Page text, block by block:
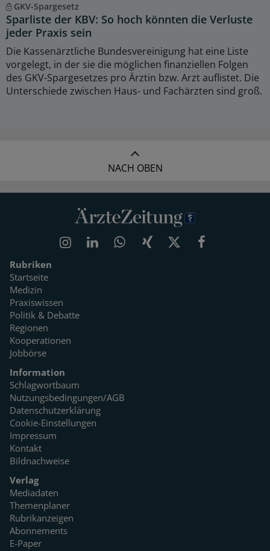
GKV-Spargesetz
Sparliste der KBV: So hoch könnten die Verluste
jeder Praxis sein
Die Kassenärztliche Bundesvereinigung hat eine Liste
vorgelegt, in der sie die möglichen finanziellen Folgen
des GKV-Spargesetzes pro Ärztin bzw. Arzt auflistet. Die
Unterschiede zwischen Haus- und Fachärzten sind groß.
NACH OBEN
Rubriken
Startseite
Medizin
Praxiswissen
Politik & Debatte
Regionen
Kooperationen
Jobbörse
Information
Schlagwortbaum
Nutzungsbedingungen/AGB
Datenschutzerklärung
Cookie-Einstellungen
Impressum
Kontakt
Bildnachweise
Verlag
Mediadaten
Themenplaner
Rubrikanzeigen
Abonnements
E-Paper